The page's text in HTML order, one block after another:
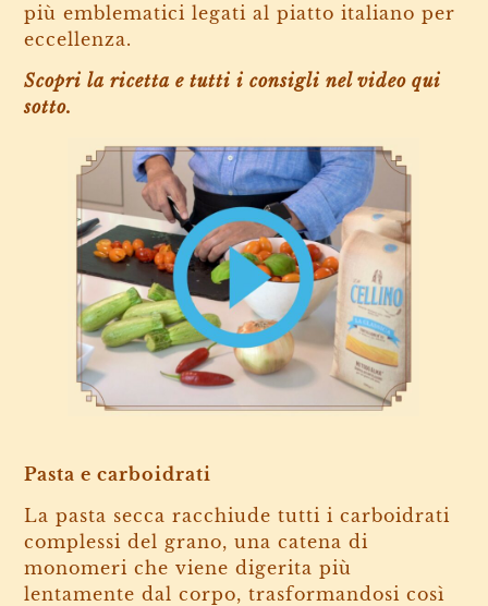
più emblematici legati al piatto italiano per
eccellenza.
Scopri la ricetta e tutti i consigli nel video qui
sotto.
Pasta e carboidrati
La pasta secca racchiude tutti i carboidrati
complessi del grano, una catena di
monomeri che viene digerita più
lentamente dal corpo, trasformandosi così